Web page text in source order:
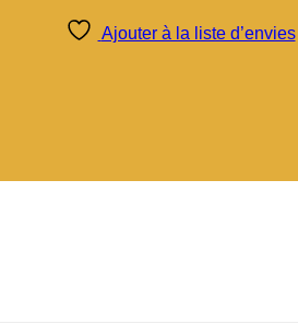
Ajouter à la liste d’envies